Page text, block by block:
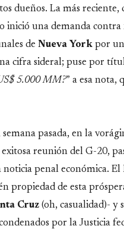
dueños. La más reciente,
inició una demanda contra
de Nueva York por
cifra sideral; puse por
5.000 MM?” a esa nota,
pasada, en la
reunión del G-20,
noticia penal económica. El
propiedad de esta
Cruz (oh, casualidad)- y
por la Justicia